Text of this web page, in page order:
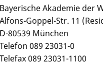
Bayerische Akademie der
Alfons-Goppel-Str. 11
D-80539 München
Telefon 089 23031-0
Telefax 089 23031-1100